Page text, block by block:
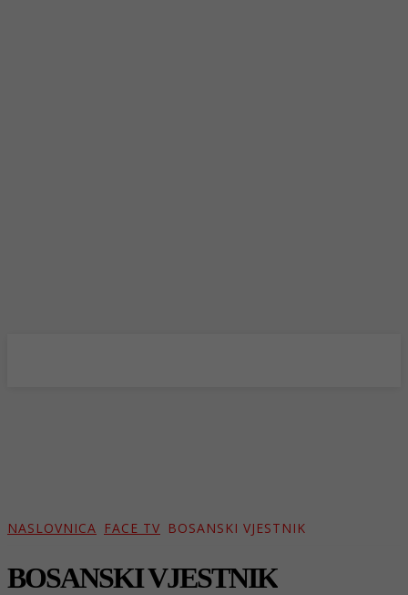
NASLOVNICA FACE TV BOSANSKI VJESTNIK
BOSANSKI VJESTNIK